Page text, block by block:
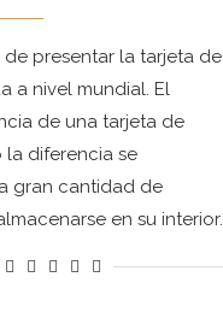
de presentar la tarjeta de
a nivel mundial. El
de una tarjeta de
la diferencia se
gran cantidad de
en su interior.